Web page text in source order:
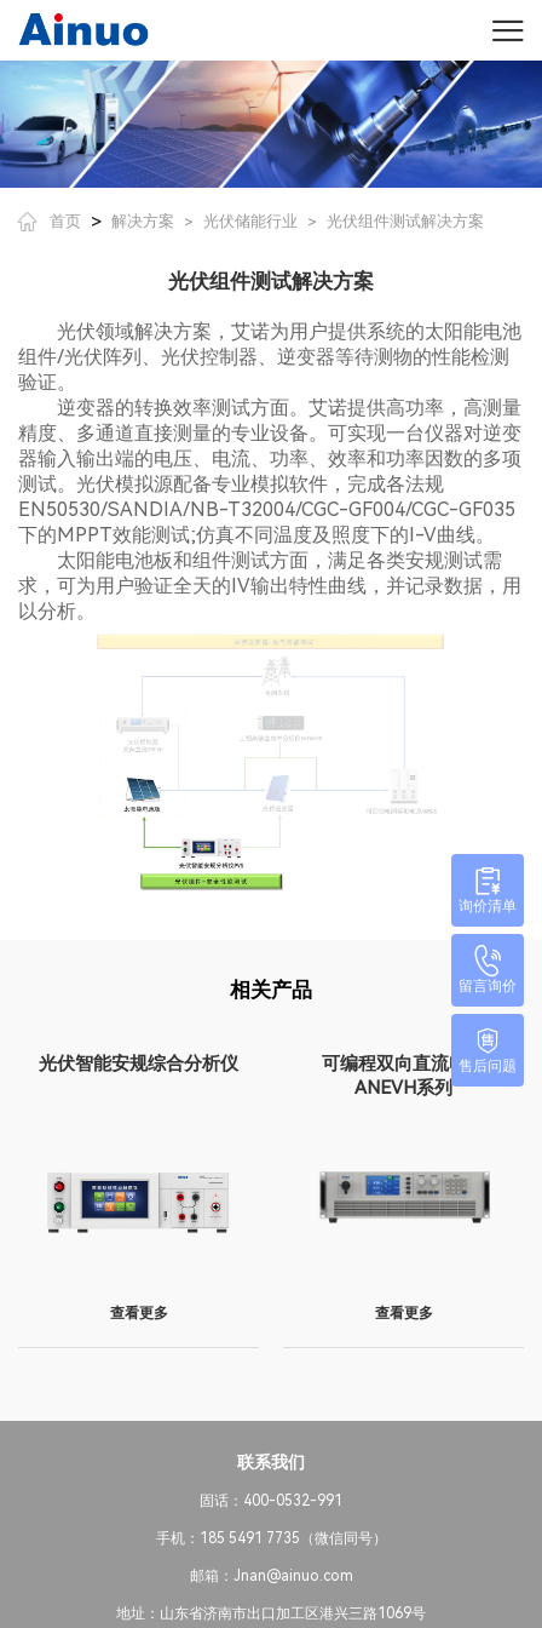
首页 > 解决方案 > 光伏储能行业 > 光伏组件测试解决方案
光伏组件测试解决方案
光伏领域解决方案，艾诺为用户提供系统的太阳能电池
组件/光伏阵列、光伏控制器、逆变器等待测物的性能检测
验证。
逆变器的转换效率测试方面。艾诺提供高功率，高测量
精度、多通道直接测量的专业设备。可实现一台仪器对逆变
器输入输出端的电压、电流、功率、效率和功率因数的多项
测试。光伏模拟源配备专业模拟软件，完成各法规
EN50530/SANDIA/NB-T32004/CGC-GF004/CGC-GF035
下的MPPT效能测试;仿真不同温度及照度下的I-V曲线。
太阳能电池板和组件测试方面，满足各类安规测试需
求，可为用户验证全天的IV输出特性曲线，并记录数据，用
以分析。
相关产品
光伏智能安规综合分析仪
查看更多
可编程双向直流电源
ANEVH系列
查看更多
联系我们
固话：400-0532-991
手机：185 5491 7735（微信同号）
邮箱：Jnan@ainuo.com
地址：山东省济南市出口加工区港兴三路1069号
询价清单
留言询价
售后问题